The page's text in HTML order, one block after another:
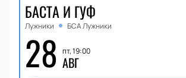
БАСТА И ГУФ
Лужники БСА Лужники
28 пт, 19:00
АВГ